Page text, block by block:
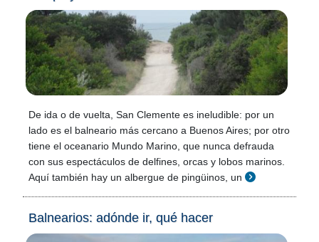
De ida o de vuelta, San Clemente es ineludible: por un
lado es el balneario más cercano a Buenos Aires; por otro
tiene el oceanario Mundo Marino, que nunca defrauda
con sus espectáculos de delfines, orcas y lobos marinos.
Aquí también hay un albergue de pingüinos, un
Balnearios: adónde ir, qué hacer